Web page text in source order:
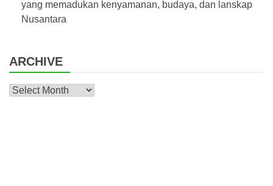
yang memadukan kenyamanan, budaya, dan lanskap
Nusantara
ARCHIVE
Archive